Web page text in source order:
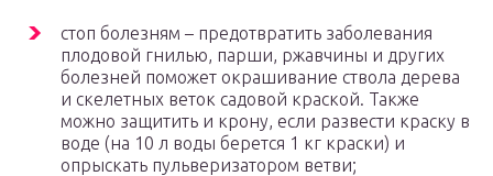
стоп болезням – предотвратить заболевания
плодовой гнилью, парши, ржавчины и других
болезней поможет окрашивание ствола дерева
и скелетных веток садовой краской. Также
можно защитить и крону, если развести краску в
воде (на 10 л воды берется 1 кг краски) и
опрыскать пульверизатором ветви;